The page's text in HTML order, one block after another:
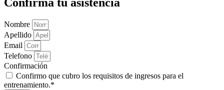
Nombre
Apellido
Email
Telefono
Confirmación
Confirmo que cubro los requisitos de ingresos para el
entrenamiento.*